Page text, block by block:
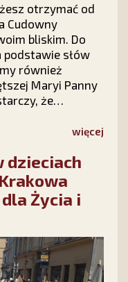
otrzymać od
Cudowny
bliskim. Do
podstawie słów
również
Maryi Panny
że
„Dar Maryi”
i Nowenna będą
więcej
dzieciach
Życia i